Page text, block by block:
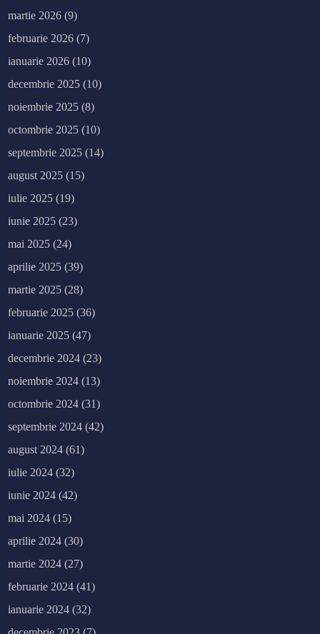
martie 2026 (9)
februarie 2026 (7)
ianuarie 2026 (10)
decembrie 2025 (10)
noiembrie 2025 (8)
octombrie 2025 (10)
septembrie 2025 (14)
august 2025 (15)
iulie 2025 (19)
iunie 2025 (23)
mai 2025 (24)
aprilie 2025 (39)
martie 2025 (28)
februarie 2025 (36)
ianuarie 2025 (47)
decembrie 2024 (23)
noiembrie 2024 (13)
octombrie 2024 (31)
septembrie 2024 (42)
august 2024 (61)
iulie 2024 (32)
iunie 2024 (42)
mai 2024 (15)
aprilie 2024 (30)
martie 2024 (27)
februarie 2024 (41)
ianuarie 2024 (32)